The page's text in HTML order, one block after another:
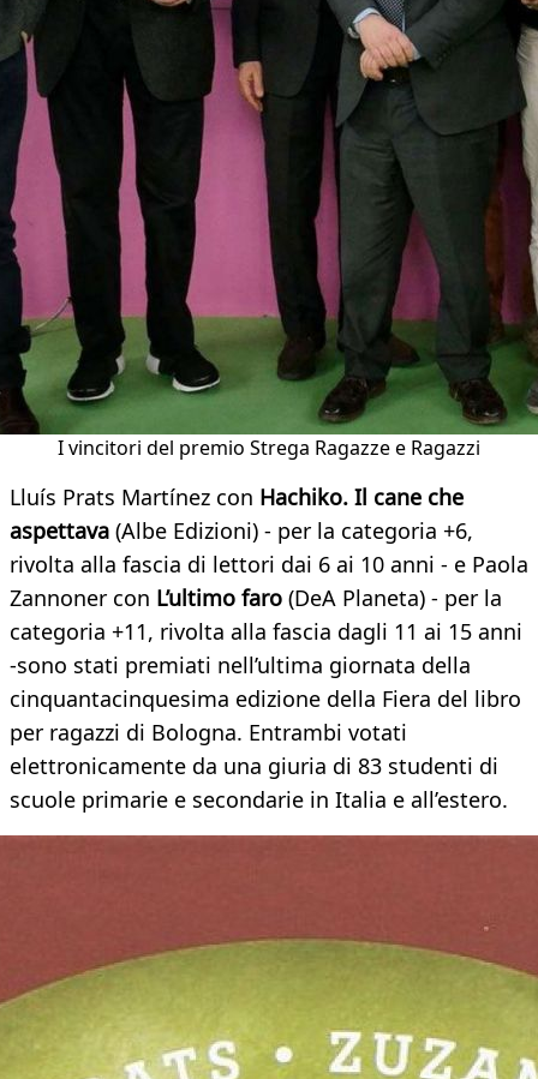
I vincitori del premio Strega Ragazze e Ragazzi
Lluís Prats Martínez con Hachiko. Il cane che
aspettava (Albe Edizioni) - per la categoria +6,
rivolta alla fascia di lettori dai 6 ai 10 anni - e Paola
Zannoner con L’ultimo faro (DeA Planeta) - per la
categoria +11, rivolta alla fascia dagli 11 ai 15 anni
-sono stati premiati nell’ultima giornata della
cinquantacinquesima edizione della Fiera del libro
per ragazzi di Bologna. Entrambi votati
elettronicamente da una giuria di 83 studenti di
scuole primarie e secondarie in Italia e all’estero.